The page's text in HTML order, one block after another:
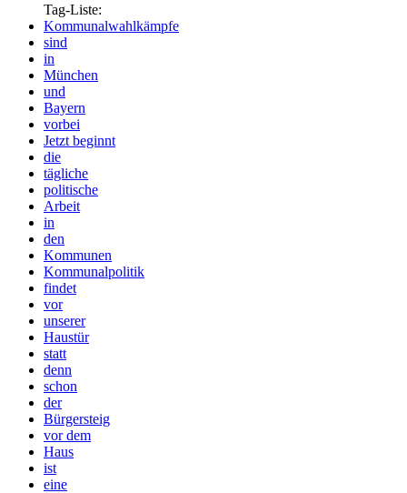
Tag-Liste:
Kommunalwahlkämpfe
sind
in
München
und
Bayern
vorbei
Jetzt beginnt
die
tägliche
politische
Arbeit
in
den
Kommunen
Kommunalpolitik
findet
vor
unserer
Haustür
statt
denn
schon
der
Bürgersteig
vor dem
Haus
ist
eine